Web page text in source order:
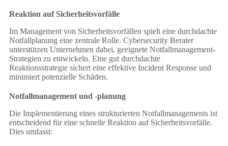
Reaktion auf Sicherheitsvorfälle
Im Management von Sicherheitsvorfällen spielt eine durchdachte
Notfallplanung eine zentrale Rolle. Cybersecurity Berater
unterstützen Unternehmen dabei, geeignete Notfallmanagement-
Strategien zu entwickeln. Eine gut durchdachte
Reaktionsstrategie sichert eine effektive Incident Response und
minimiert potenzielle Schäden.
Notfallmanagement und -planung
Die Implementierung eines strukturierten Notfallmanagements ist
entscheidend für eine schnelle Reaktion auf Sicherheitsvorfälle.
Dies umfasst: